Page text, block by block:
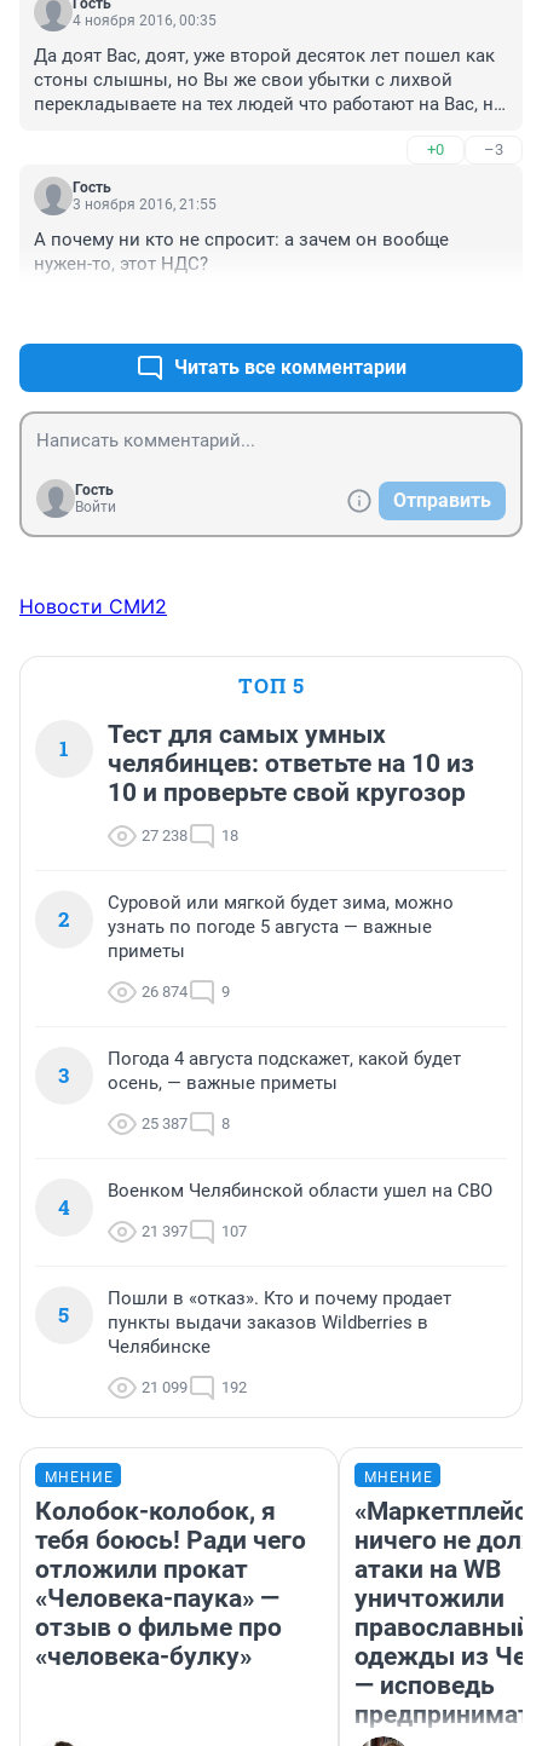
любого бюджетника, врача в поликлинике.
Гость
4 ноября 2016, 00:35
Да доят Вас, доят, уже второй десяток лет пошел как
стоны слышны, но Вы же свои убытки с лихвой
перекладываете на тех людей что работают на Вас, не
хорошего на водку по 150 переходили. Да и не худеете
особо.
Физиономии у всех что надо, лоснятся, животы да ж...
тех 15ти человеках, ночами не спим, думаем, как они
родимые детей кормить будут, да?
+0 –3
Гость
3 ноября 2016, 21:55
А почему ни кто не спросит: а зачем он вообще
нужен-то, этот НДС?
Читать все комментарии
Гость
Войти
Отправить
Новости СМИ2
ТОП 5
1
Тест для самых умных
челябинцев: ответьте на 10 из
10 и проверьте свой кругозор
27 238 18
2
Суровой или мягкой будет зима, можно
узнать по погоде 5 августа — важные
приметы
26 874 9
3
Погода 4 августа подскажет, какой будет
осень, — важные приметы
25 387 8
4
Военком Челябинской области ушел на СВО
21 397 107
5
Пошли в «отказ». Кто и почему продает
пункты выдачи заказов Wildberries в
Челябинске
21 099 192
МНЕНИЕ
Колобок-колобок, я
тебя боюсь! Ради чего
отложили прокат
«Человека-паука» —
отзыв о фильме про
«человека-булку»
МНЕНИЕ
«Маркетплейс
ничего не
атаки на WB
уничтожили
православный
одежды из
— исповедь